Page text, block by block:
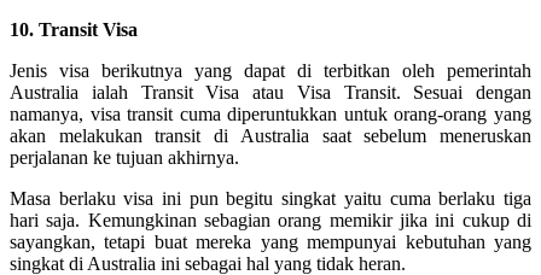
10. Transit Visa
Jenis visa berikutnya yang dapat di terbitkan oleh pemerintah
Australia ialah Transit Visa atau Visa Transit. Sesuai dengan
namanya, visa transit cuma diperuntukkan untuk orang-orang yang
akan melakukan transit di Australia saat sebelum meneruskan
perjalanan ke tujuan akhirnya.
Masa berlaku visa ini pun begitu singkat yaitu cuma berlaku tiga
hari saja. Kemungkinan sebagian orang memikir jika ini cukup di
sayangkan, tetapi buat mereka yang mempunyai kebutuhan yang
singkat di Australia ini sebagai hal yang tidak heran.